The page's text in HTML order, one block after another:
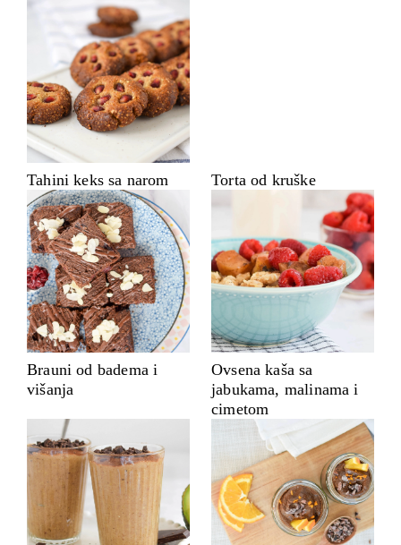
Tahini keks sa narom Torta od kruške
Brauni od badema i
višanja
Ovsena kaša sa
jabukama, malinama i
cimetom